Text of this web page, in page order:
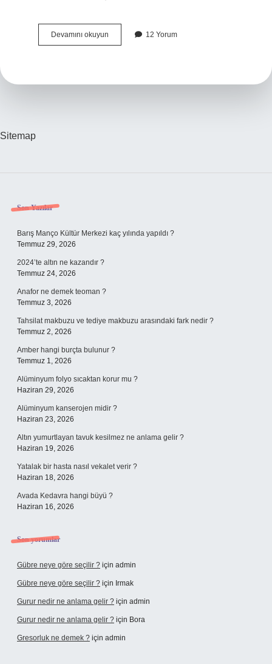
Devamını okuyun
susamak
12 Yorum
Sitemap
Sidebar
Son Yazılar
Barış Manço Kültür Merkezi kaç yılında yapıldı ?
Temmuz 29, 2026
2024’te altın ne kazandır ?
Temmuz 24, 2026
Anafor ne demek teoman ?
Temmuz 3, 2026
Tahsilat makbuzu ve tediye makbuzu arasındaki fark nedir ?
Temmuz 2, 2026
Amber hangi burçta bulunur ?
Temmuz 1, 2026
Alüminyum folyo sıcaktan korur mu ?
Haziran 29, 2026
Alüminyum kanserojen midir ?
Haziran 23, 2026
Altın yumurtlayan tavuk kesilmez ne anlama gelir ?
Haziran 19, 2026
Yatalak bir hasta nasıl vekalet verir ?
Haziran 18, 2026
Avada Kedavra hangi büyü ?
Haziran 16, 2026
Son yorumlar
Gübre neye göre seçilir ? için admin
Gübre neye göre seçilir ? için Irmak
Gurur nedir ne anlama gelir ? için admin
Gurur nedir ne anlama gelir ? için Bora
Gresorluk ne demek ? için admin